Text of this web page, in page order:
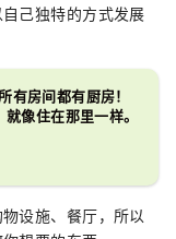
己独特的方式发展
有房间都有厨房！
像住在那里一样。
设施、餐厅，所以